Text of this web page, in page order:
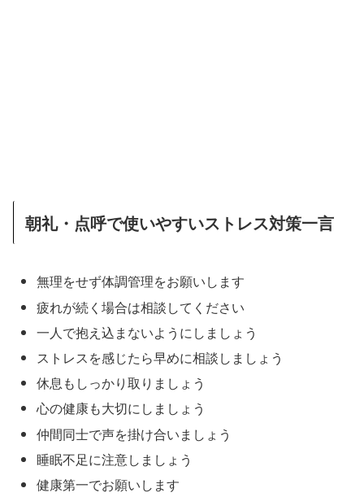
朝礼・点呼で使いやすいストレス対策一言
無理をせず体調管理をお願いします
疲れが続く場合は相談してください
一人で抱え込まないようにしましょう
ストレスを感じたら早めに相談しましょう
休息もしっかり取りましょう
心の健康も大切にしましょう
仲間同士で声を掛け合いましょう
睡眠不足に注意しましょう
健康第一でお願いします